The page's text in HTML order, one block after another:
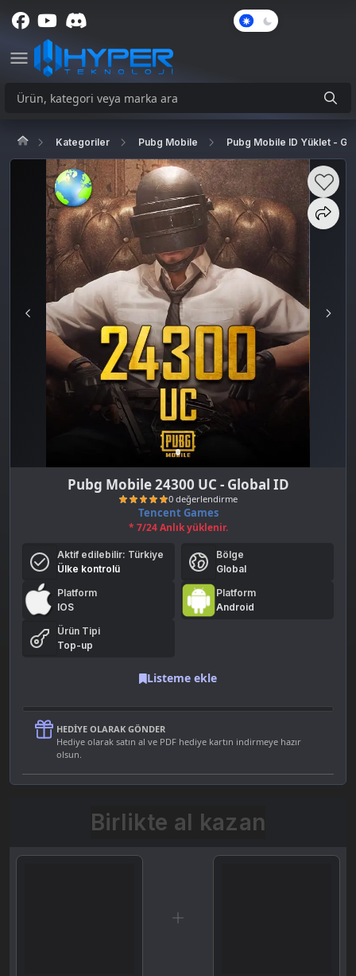
Kategoriler Pubg Mobile Pubg Mobile ID Yüklet -
Pubg Mobile 24300 UC - Global ID
Tencent Games
* 7/24 Anlık yüklenir.
Aktif edilebilir: Türkiye
Ülke kontrolü
Bölge
Global
Platform
IOS
Platform
Android
Ürün Tipi
Top-up
Listeme ekle
HEDIYE OLARAK GÖNDER
Hediye olarak satın al ve PDF hediye kartın indirmeye hazır
olsun.
Birlikte al kazan